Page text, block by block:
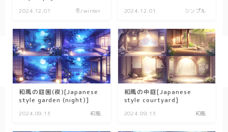
2024.12.01 冬/winter 2024.12.01 シンプル
和風の庭園(夜)[Japanese
style garden (night)]
2024.09.13 和風
和風の中庭[Japanese
style courtyard]
2024.09.13 和風